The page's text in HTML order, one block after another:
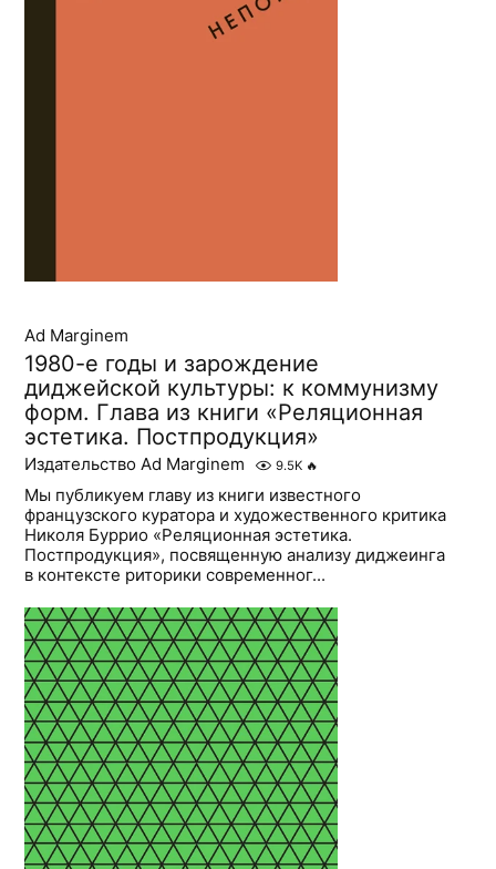
Ad Marginem
1980-е годы и зарождение
диджейской культуры: к коммунизму
форм. Глава из книги «Реляционная
эстетика. Постпродукция»
Издательство Ad Marginem 9.5K 🔥
Мы публикуем главу из книги известного
французского куратора и художественного критика
Николя Буррио «Реляционная эстетика.
Постпродукция», посвященную анализу диджеинга
в контексте риторики современног...